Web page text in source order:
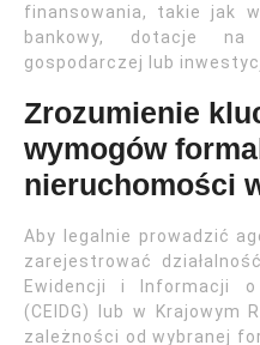
finansowania, takie jak
bankowy, dotacje na
gospodarczej lub
Zrozumienie
wymogów
nieruchomości
Aby legalnie prowadzić
zarejestrować
Ewidencji i Informacji o
(CEIDG) lub w Krajowym
zależności od wybranej